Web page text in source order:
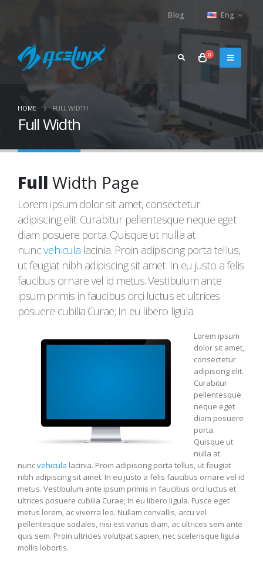
Blog Eng
0
HOME FULL WIDTH
Full Width
Full Width Page
Lorem ipsum dolor sit amet, consectetur
adipiscing elit. Curabitur pellentesque neque eget
diam posuere porta. Quisque ut nulla at
nuncvehiculalacinia. Proin adipiscing porta tellus,
ut feugiat nibh adipiscing sit amet. In eu justo a felis
faucibus ornare vel id metus. Vestibulum ante
ipsum primis in faucibus orci luctus et ultrices
posuere cubilia Curae; In eu libero ligula.
Lorem ipsum
dolor sit amet,
consectetur
adipiscing elit.
Curabitur
pellentesque
neque eget
diam posuere
porta.
Quisque ut
nulla at
nuncvehicula lacinia. Proin adipiscing porta tellus, ut feugiat
nibh adipiscing sit amet. In eu justo a felis faucibus ornare vel id
metus. Vestibulum ante ipsum primis in faucibus orci luctus et
ultrices posuere cubilia Curae; In eu libero ligula. Fusce eget
metus lorem, ac viverra leo. Nullam convallis, arcu vel
pellentesque sodales, nisi est varius diam, ac ultrices sem ante
quis sem. Proin ultricies volutpat sapien, nec scelerisque ligula
mollis lobortis.